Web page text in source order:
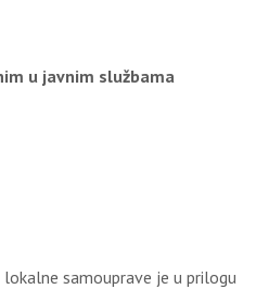
u javnim službama
samouprave je u prilogu